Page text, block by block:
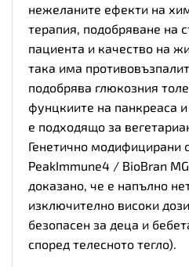
нежеланите ефекти на
терапия, подобряване на
пациента и качество на
така има
подобрява глюкозния
фунцкиите на панкреаса
е подходящо за
Генетично модифицирани
PeakImmune4 / BioBran
доказано, че е напълно
изключително високи
безопасен за деца и
според телесното тегло).